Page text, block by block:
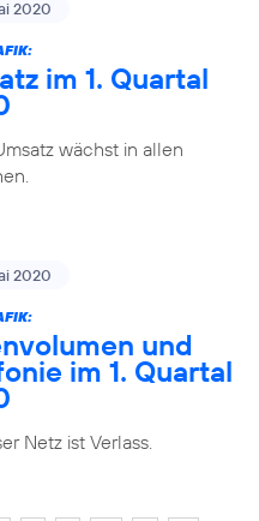
2020
im 1. Quartal
wächst in allen
2020
und
im 1. Quartal
Netz ist Verlass.